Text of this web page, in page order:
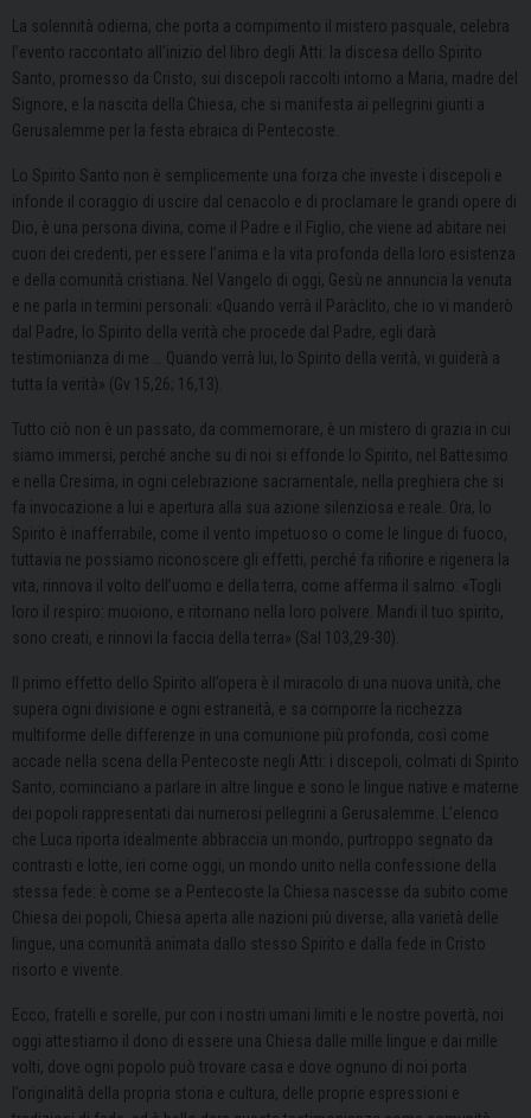
La solennità odierna, che porta a compimento il mistero pasquale, celebra
l’evento raccontato all’inizio del libro degli Atti: la discesa dello Spirito
Santo, promesso da Cristo, sui discepoli raccolti intorno a Maria, madre del
Signore, e la nascita della Chiesa, che si manifesta ai pellegrini giunti a
Gerusalemme per la festa ebraica di Pentecoste.
Lo Spirito Santo non è semplicemente una forza che investe i discepoli e
infonde il coraggio di uscire dal cenacolo e di proclamare le grandi opere di
Dio, è una persona divina, come il Padre e il Figlio, che viene ad abitare nei
cuori dei credenti, per essere l’anima e la vita profonda della loro esistenza
e della comunità cristiana. Nel Vangelo di oggi, Gesù ne annuncia la venuta
e ne parla in termini personali: «Quando verrà il Paràclito, che io vi manderò
dal Padre, lo Spirito della verità che procede dal Padre, egli darà
testimonianza di me … Quando verrà lui, lo Spirito della verità, vi guiderà a
tutta la verità» (Gv 15,26; 16,13).
Tutto ciò non è un passato, da commemorare, è un mistero di grazia in cui
siamo immersi, perché anche su di noi si effonde lo Spirito, nel Battesimo
e nella Cresima, in ogni celebrazione sacramentale, nella preghiera che si
fa invocazione a lui e apertura alla sua azione silenziosa e reale. Ora, lo
Spirito è inafferrabile, come il vento impetuoso o come le lingue di fuoco,
tuttavia ne possiamo riconoscere gli effetti, perché fa rifiorire e rigenera la
vita, rinnova il volto dell’uomo e della terra, come afferma il salmo: «Togli
loro il respiro: muoiono, e ritornano nella loro polvere. Mandi il tuo spirito,
sono creati, e rinnovi la faccia della terra» (Sal 103,29-30).
Il primo effetto dello Spirito all’opera è il miracolo di una nuova unità, che
supera ogni divisione e ogni estraneità, e sa comporre la ricchezza
multiforme delle differenze in una comunione più profonda, così come
accade nella scena della Pentecoste negli Atti: i discepoli, colmati di Spirito
Santo, cominciano a parlare in altre lingue e sono le lingue native e materne
dei popoli rappresentati dai numerosi pellegrini a Gerusalemme. L’elenco
che Luca riporta idealmente abbraccia un mondo, purtroppo segnato da
contrasti e lotte, ieri come oggi, un mondo unito nella confessione della
stessa fede: è come se a Pentecoste la Chiesa nascesse da subito come
Chiesa dei popoli, Chiesa aperta alle nazioni più diverse, alla varietà delle
lingue, una comunità animata dallo stesso Spirito e dalla fede in Cristo
risorto e vivente.
Ecco, fratelli e sorelle, pur con i nostri umani limiti e le nostre povertà, noi
oggi attestiamo il dono di essere una Chiesa dalle mille lingue e dai mille
volti, dove ogni popolo può trovare casa e dove ognuno di noi porta
l’originalità della propria storia e cultura, delle proprie espressioni e